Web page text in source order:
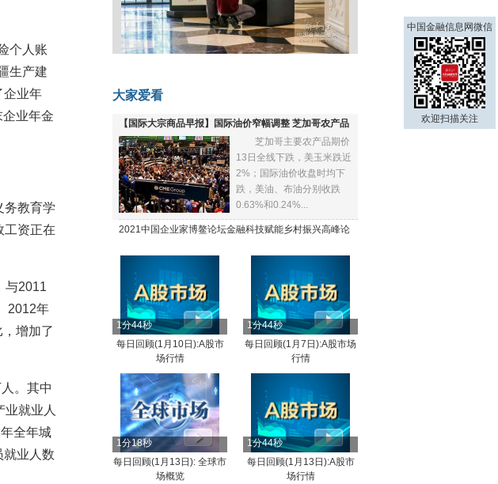
个人账
生产建
企业年
业年金
务教育学
工资正在
与2011
2012年
增加了
。其中
就业人
全年城
就业人数
菲律宾：防疫降级
大家爱看
【国际大宗商品早报】国际油价窄幅调整 芝加哥农产品
全线下跌
芝加哥主要农产品期价
13日全线下跌，美玉米跌近
2%；国际油价收盘时均下
跌，美油、布油分别收跌
0.63%和0.24%...
2021中国企业家博鳌论坛金融科技赋能乡村振兴高峰论
1分44秒
每日回顾(1月10日):A股市
场行情
1分44秒
每日回顾(1月7日):A股市场
行情
1分18秒
每日回顾(1月13日): 全球市
场概览
1分44秒
每日回顾(1月13日):A股市
场行情
中国金融信息网微信
欢迎扫描关注